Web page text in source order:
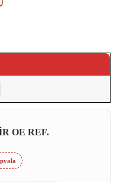
OE REF.